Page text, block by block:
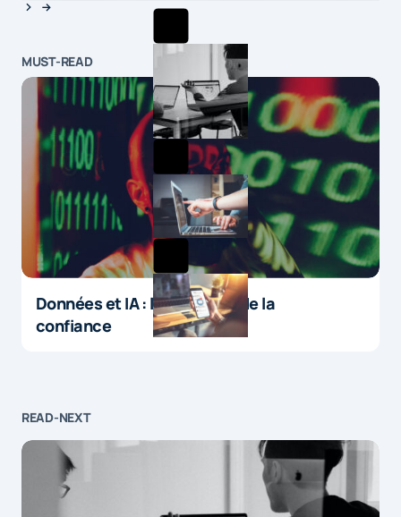
MUST-READ
Données et IA : le paradoxe de la
confiance
READ-NEXT